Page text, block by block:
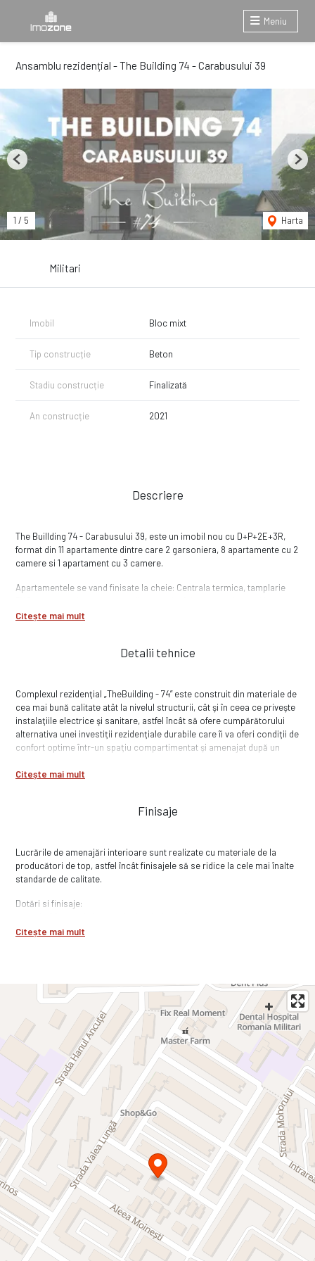
Meniu
Ansamblu rezidențial - The Building 74 - Carabusului 39
Militari
1 / 5 Harta
Previous Next
Imobil Bloc mixt
Tip construcție Beton
Stadiu construcție Finalizată
An construcție 2021
Descriere
The Buillding 74 - Carabusului 39, este un imobil nou cu D+P+2E+3R,
format din 11 apartamente dintre care 2 garsoniera, 8 apartamente cu 2
camere si 1 apartament cu 3 camere.
Apartamentele se vand finisate la cheie: Centrala termica, tamplarie
obiecte sanitare baie, prize, intrerupatoare.
COMISION 0%
Citește mai mult
Detalii tehnice
Complexul rezidenţial „TheBuilding - 74” este construit din materiale de
cea mai bună calitate atât la nivelul structurii, cât şi în ceea ce priveşte
instalaţiile electrice şi sanitare, astfel încât să ofere cumpărătorului
alternativa unei investiţii rezidenţiale durabile care îi va oferi condiţii de
confort optime într-un spaţiu compartimentat şi amenajat după un
tip POROTHERM. Imobilul este racordat la toate utilitatile orasului (gaz,
Polistiren expandat de 10 cm pe care s-a aplicat tencuiala decorativa.
Citește mai mult
Finisaje
Lucrările de amenajări interioare sunt realizate cu materiale de la
producători de top, astfel încât finisajele să se ridice la cele mai înalte
standarde de calitate.
Dotări si finisaje:
- băi complet finisate și utilate; obiecte sanitare de calitate;
- ușă metalică la intrare,
- contor individual pentru apă rece, gaz, electricitate;
- centrală termică individuală + calorifere otel si aluminiu
- termoizolatie exterioara de 10 cm;
- finisaje exterioare cu vopsea texturată;
- instalatie de internet si cablu TV in fiecare camera
Citește mai mult